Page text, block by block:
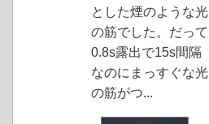
とした煙のような光
の筋でした。だって
0.8s露出で15s間隔
なのにまっすぐな光
の筋がつ...